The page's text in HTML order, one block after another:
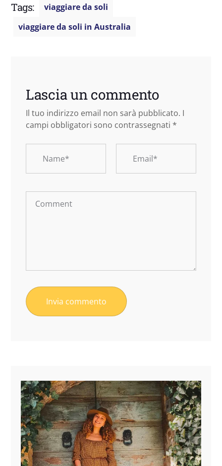
Tags:
viaggiare da soli
viaggiare da soli in Australia
Lascia un commento
Il tuo indirizzo email non sarà pubblicato. I
campi obbligatori sono contrassegnati *